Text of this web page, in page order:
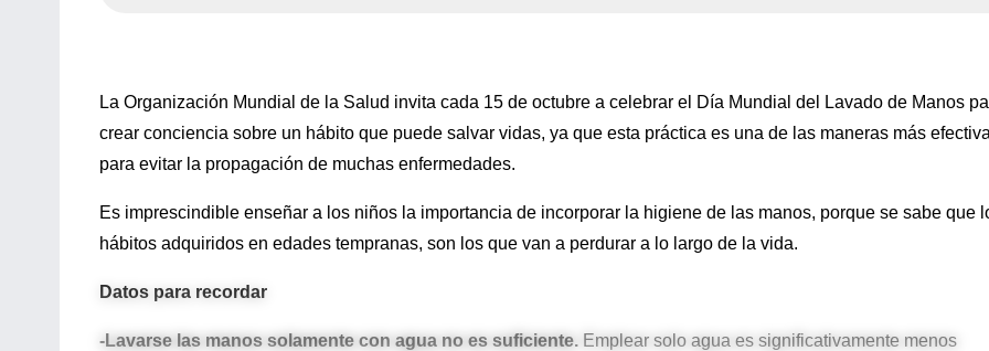
La Organización Mundial de la Salud invita cada 15 de octubre a celebrar el Día Mundial del Lavado de Manos
crear conciencia sobre un hábito que puede salvar vidas, ya que esta práctica es una de las maneras más
para evitar la propagación de muchas enfermedades.
Es imprescindible enseñar a los niños la importancia de incorporar la higiene de las manos, porque se sabe que
hábitos adquiridos en edades tempranas, son los que van a perdurar a lo largo de la vida.
Datos para recordar
-Lavarse las manos solamente con agua no es suficiente. Emplear solo agua es significativamente menos